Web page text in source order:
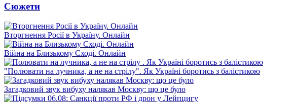
Сюжети
Вторгнення Росії в Україну. Онлайн
Війна на Близькому Сході. Онлайн
"Полювати на лучника, а не на стрілу". Як Україні боротись з балістикою
Загадковий звук вибуху налякав Москву: що це було